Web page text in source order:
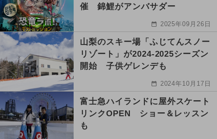
催 錦鯉がアンバサダー
2025年09月26日
山梨のスキー場「ふじてんスノー
リゾート」が2024-2025シーズン
開始 子供ゲレンデも
2024年10月17日
富士急ハイランドに屋外スケート
リンクOPEN ショー＆レッスン
も